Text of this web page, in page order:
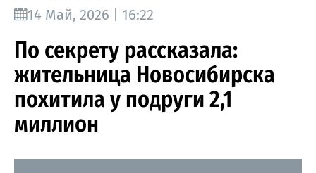
14 Май, 2026 | 16:22
По секрету рассказала:
жительница Новосибирска
похитила у подруги 2,1
миллион